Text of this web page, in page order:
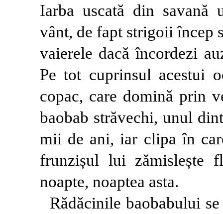
Iarba uscată din savană
vânt, de fapt strigoii încep
vaierele dacă încordezi
Pe tot cuprinsul acestui
copac, care domină prin
baobab străvechi, unul
mii de ani, iar clipa în
frunzișul lui zămislește
noapte, noaptea asta.
Rădăcinile baobabului